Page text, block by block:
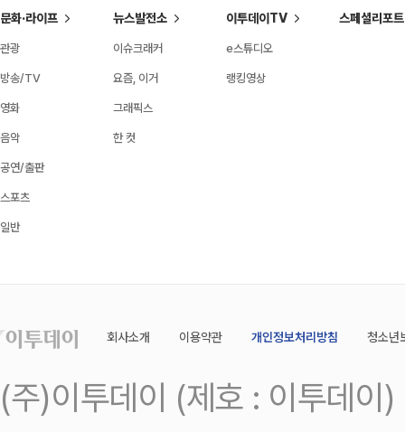
문화·라이프
관광
방송/TV
영화
음악
공연/출판
스포츠
일반
뉴스발전소
이슈크래커
요즘, 이거
그래픽스
한 컷
이투데이TV
e스튜디오
랭킹영상
스페셜리포트
회사소개 이용약관 개인정보처리방침 청소년
(주)이투데이 (제호 : 이투데